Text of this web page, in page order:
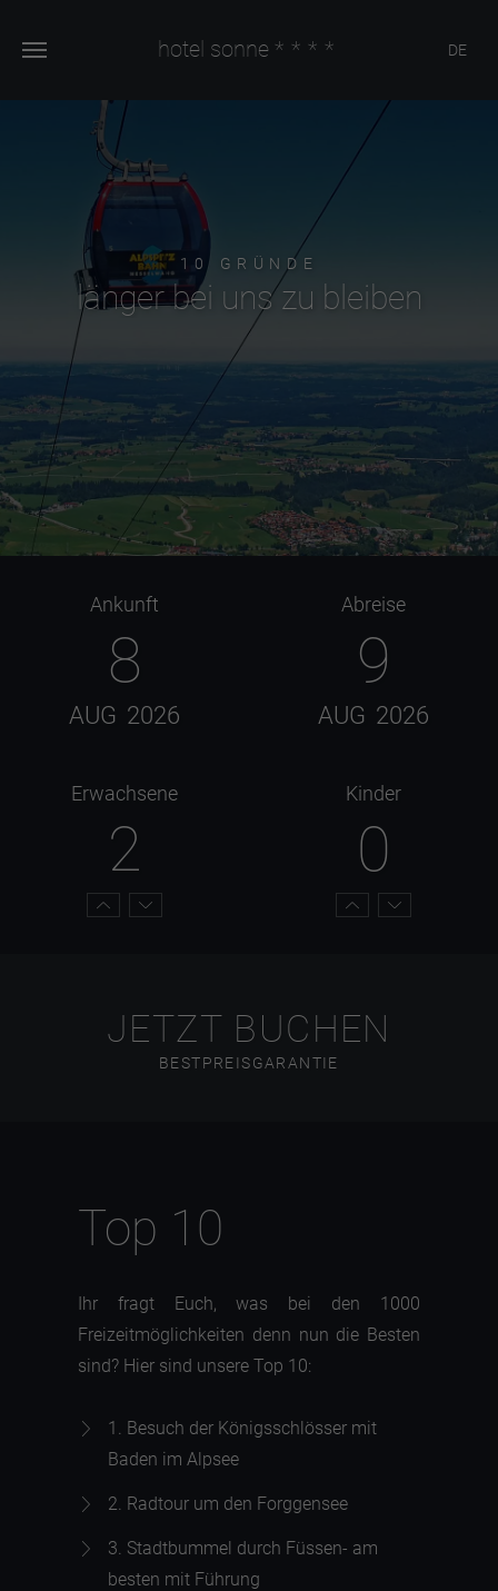
hotel sonne **** DE
10 GRÜNDE
länger bei uns zu bleiben
Ankunft
8
AUG 2026
Abreise
9
AUG 2026
Erwachsene
2
Kinder
0
JETZT BUCHEN
BESTPREISGARANTIE
Top 10
Ihr fragt Euch, was bei den 1000
Freizeitmöglichkeiten denn nun die Besten
sind? Hier sind unsere Top 10:
1. Besuch der Königsschlösser mit
Baden imAlpsee
2. Radtour um den Forggensee
3. Stadtbummel durch Füssen- am
besten mit Führung